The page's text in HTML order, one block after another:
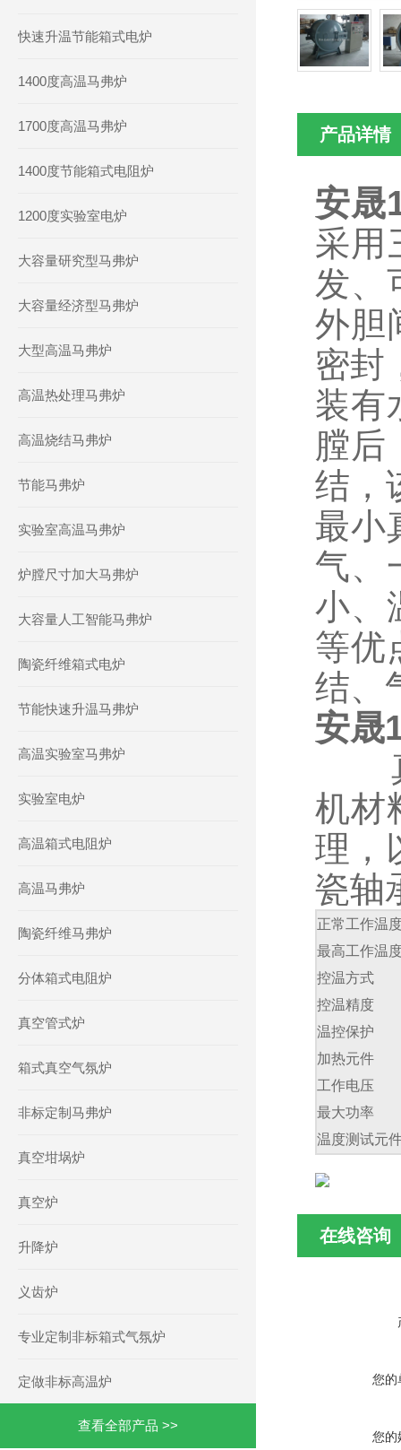
快速升温节能箱式电炉
1400度高温马弗炉
1700度高温马弗炉
1400度节能箱式电阻炉
1200度实验室电炉
大容量研究型马弗炉
大容量经济型马弗炉
大型高温马弗炉
高温热处理马弗炉
高温烧结马弗炉
节能马弗炉
实验室高温马弗炉
炉膛尺寸加大马弗炉
大容量人工智能马弗炉
陶瓷纤维箱式电炉
节能快速升温马弗炉
高温实验室马弗炉
实验室电炉
高温箱式电阻炉
高温马弗炉
陶瓷纤维马弗炉
分体箱式电阻炉
真空管式炉
箱式真空气氛炉
非标定制马弗炉
真空坩埚炉
真空炉
升降炉
义齿炉
专业定制非标箱式气氛炉
定做非标高温炉
查看全部产品 >>
产品详情
安晟
采用
发、
外胆
密封
装有
膛后
结，
最小
气、
小、
等优
结、
安晟
真
机材
理，
瓷轴
正常工作温
最高工作温
控温方式
控温精度
温控保护
加热元件
工作电压
最大功率
温度测试元
在线咨询
您的
您的